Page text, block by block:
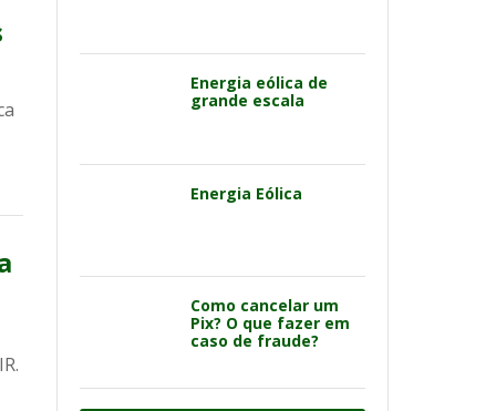
Energia eólica de
grande escala
Energia Eólica
Como cancelar um
Pix? O que fazer em
caso de fraude?